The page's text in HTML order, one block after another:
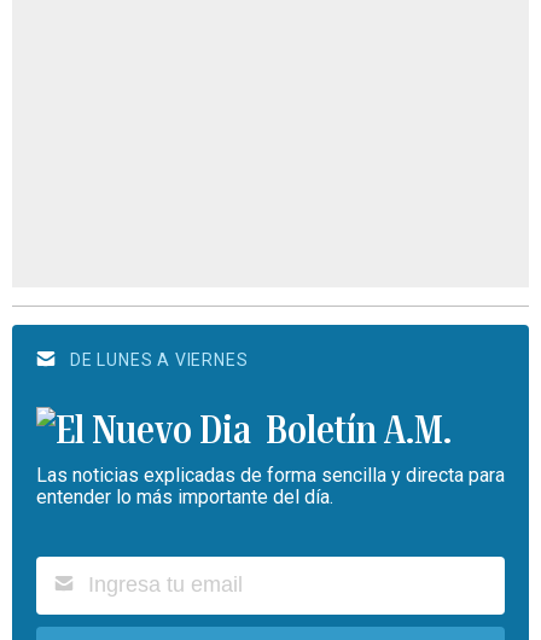
DE LUNES A VIERNES
Boletín A.M.
Las noticias explicadas de forma sencilla y directa para
entender lo más importante del día.